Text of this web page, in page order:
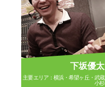
下坂優太
主要エリア：横浜・希望ヶ丘・武蔵
小杉